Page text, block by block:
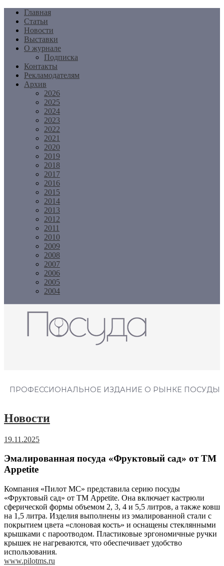
Перейти
содержимому
Главная
Статьи
Новости
Выставки
О журнале
Подписка
Контакты
Рекламодателям
Архив
2026
2025
2024
2023
2022
2021
2020
2019
2018
2017
2016
2015
2014
2013
2012
2011
2010
2009
2008
2007
2006
2005
2004
ПРОФЕССИОНАЛЬНОЕ ИЗДАНИЕ О РЫНКЕ ПОСУДЫ
Новости
19.11.2025
Эмалированная посуда «Фруктовый сад» от ТМ
Appetite
Компания «Пилот МС» представила серию посуды
«Фруктовый сад» от ТМ Appetite. Она включает кастрюли
сферической формы объемом 2, 3, 4 и 5,5 литров, а также ковш
на 1,5 литра. Изделия выполнены из эмалированной стали с
покрытием цвета «слоновая кость» и оснащены стеклянными
крышками с пароотводом. Пластиковые эргономичные ручки
крышек не нагреваются, что обеспечивает удобство
использования.
www.pilotms.ru